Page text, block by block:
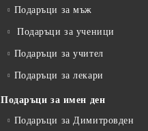
Подаръци за мъж
Подаръци за ученици
Подаръци за учител
Подаръци за лекари
Подаръци за имен ден
Подаръци за Димитровден